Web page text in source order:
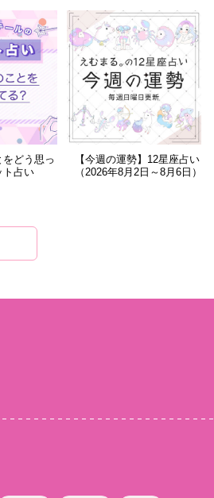
どう思っ
ト占い
【今週の運勢】12星座占い
（2026年8月2日～8月6日）